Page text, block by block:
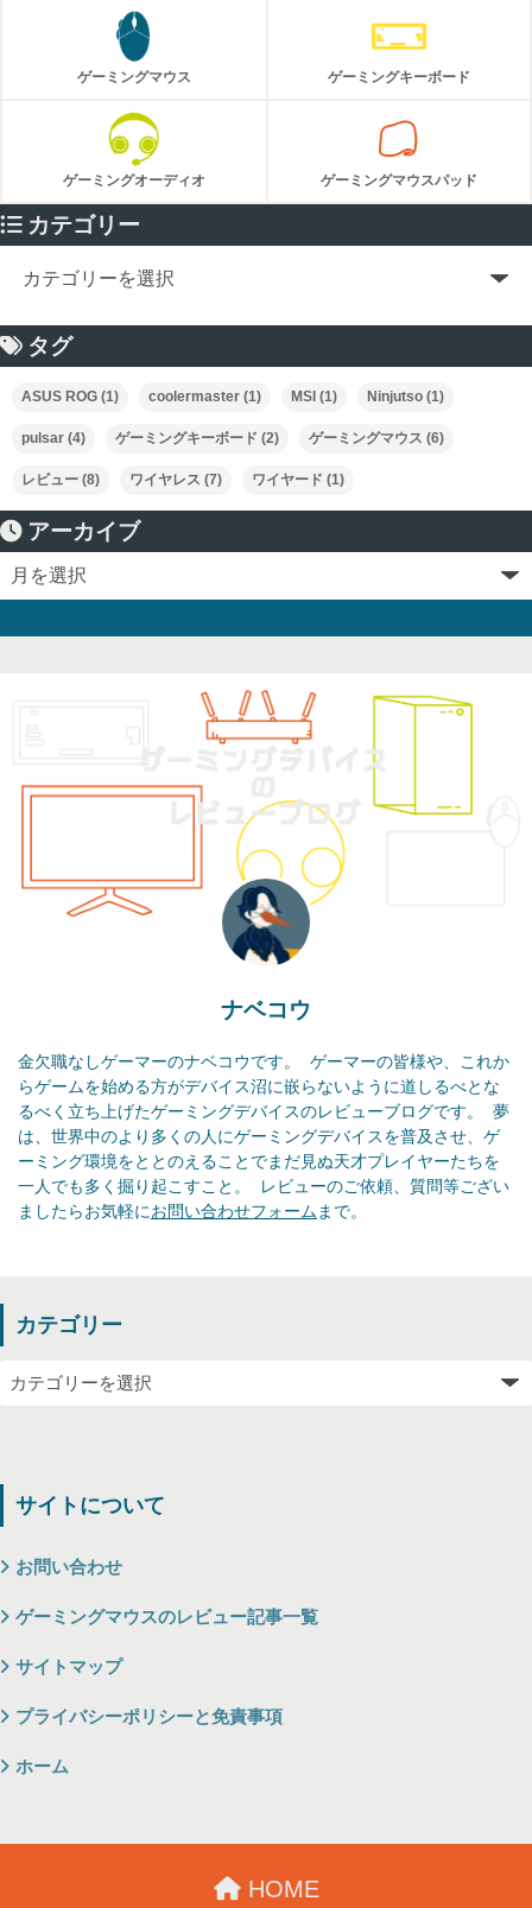
ゲーミングマウス ゲーミングキーボード
ゲーミングオーディオ ゲーミングマウスパッド
カテゴリー
タグ
ASUS ROG (1) coolermaster (1) MSI (1) Ninjutso (1)
pulsar (4) ゲーミングキーボード (2) ゲーミングマウス (6)
レビュー (8) ワイヤレス (7) ワイヤード (1)
アーカイブ
ナベコウ
金欠職なしゲーマーのナベコウです。  ゲーマーの皆様や、これか
らゲームを始める方がデバイス沼に嵌らないように道しるべとな
るべく立ち上げたゲーミングデバイスのレビューブログです。  夢
は、世界中のより多くの人にゲーミングデバイスを普及させ、ゲ
ーミング環境をととのえることでまだ見ぬ天才プレイヤーたちを
一人でも多く掘り起こすこと。  レビューのご依頼、質問等ござい
ましたらお気軽にお問い合わせフォームまで。
カテゴリー
サイトについて
お問い合わせ
ゲーミングマウスのレビュー記事一覧
サイトマップ
プライバシーポリシーと免責事項
ホーム
HOME